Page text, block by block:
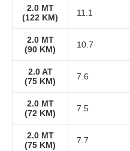
2.0 MT
(122 KM)
11.1
2.0 MT
(90 KM)
10.7
2.0 AT
(75 KM)
7.6
2.0 MT
(72 KM)
7.5
2.0 MT
(75 KM)
7.7